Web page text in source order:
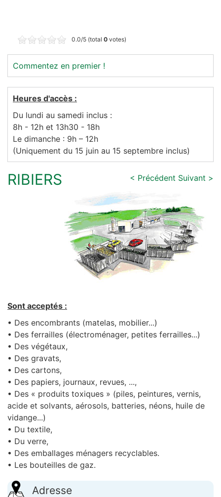
0.0/5 (total 0 votes)
Commentez en premier !
Heures d'accès :
Du lundi au samedi inclus :
8h - 12h et 13h30 - 18h
Le dimanche : 9h – 12h
(Uniquement du 15 juin au 15 septembre inclus)
RIBIERS < Précédent Suivant >
Sont acceptés :
• Des encombrants (matelas, mobilier...)
• Des ferrailles (électroménager, petites ferrailles...)
• Des végétaux,
• Des gravats,
• Des cartons,
• Des papiers, journaux, revues, ...,
• Des « produits toxiques » (piles, peintures, vernis,
acide et solvants, aérosols, batteries, néons, huile de
vidange...)
• Du textile,
• Du verre,
• Des emballages ménagers recyclables.
• Les bouteilles de gaz.
Adresse